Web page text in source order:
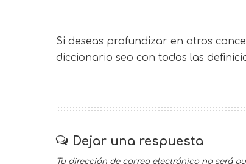
Si deseas profundizar en otros
diccionario seo con todas las
Dejar una respuesta
Tu dirección de correo electrónico no será